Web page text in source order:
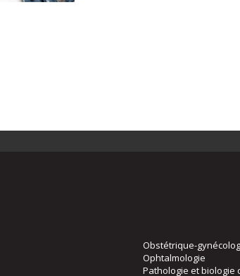
Obstétrique-
Ophtalmologie
Pathologie et biologie